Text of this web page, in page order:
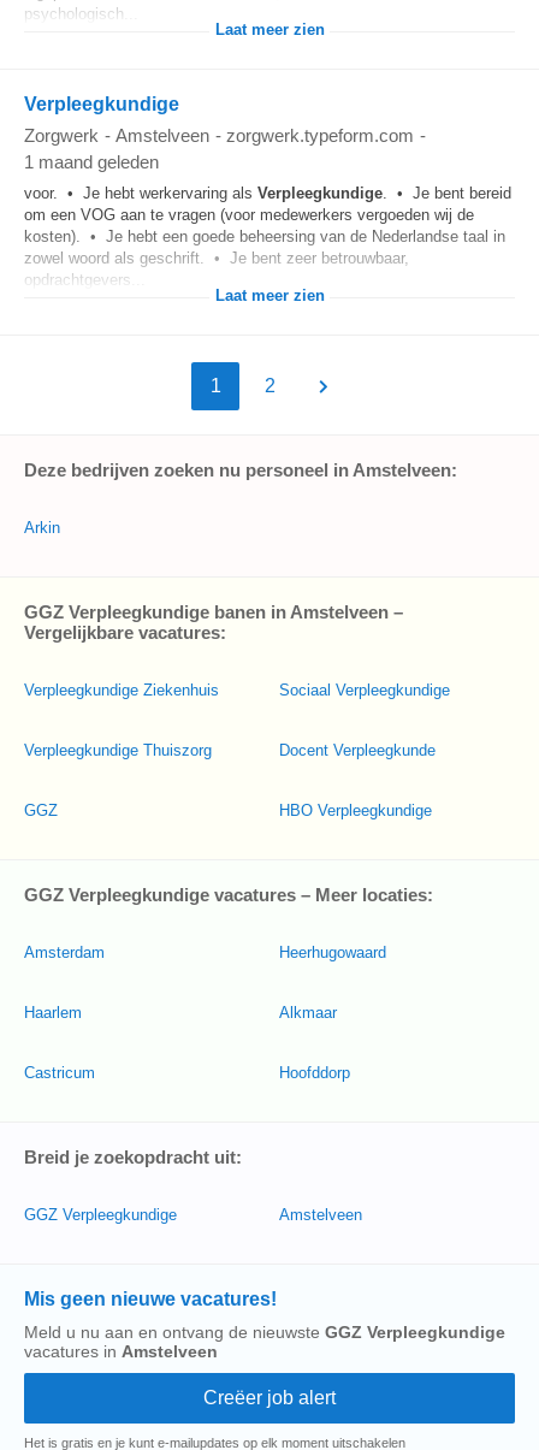
psychologisch...
Laat meer zien
Verpleegkundige
Zorgwerk - Amstelveen - zorgwerk.typeform.com -
1 maand geleden
voor. • Je hebt werkervaring als Verpleegkundige. • Je bent bereid
om een VOG aan te vragen (voor medewerkers vergoeden wij de
kosten). • Je hebt een goede beheersing van de Nederlandse taal in
zowel woord als geschrift. • Je bent zeer betrouwbaar,
opdrachtgevers...
Laat meer zien
1 2
Deze bedrijven zoeken nu personeel in Amstelveen:
Arkin
GGZ Verpleegkundige banen in Amstelveen –
Vergelijkbare vacatures:
Verpleegkundige Ziekenhuis
Verpleegkundige Thuiszorg
GGZ
Sociaal Verpleegkundige
Docent Verpleegkunde
HBO Verpleegkundige
GGZ Verpleegkundige vacatures – Meer locaties:
Amsterdam
Haarlem
Castricum
Heerhugowaard
Alkmaar
Hoofddorp
Breid je zoekopdracht uit:
GGZ Verpleegkundige Amstelveen
Mis geen nieuwe vacatures!
Meld u nu aan en ontvang de nieuwste GGZ Verpleegkundige
vacatures in Amstelveen
Het is gratis en je kunt e-mailupdates op elk moment uitschakelen